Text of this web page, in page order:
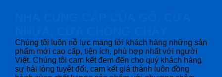
Chúng tôi luôn nỗ lực mang tới khách hàng những sản
phẩm mới cao cấp, tiện ích, phù hợp nhất với người
Việt. Chúng tôi cam kết đem đến cho quý khách hàng
sự hài lòng tuyệt đối, cam kết giá thành luôn đồng